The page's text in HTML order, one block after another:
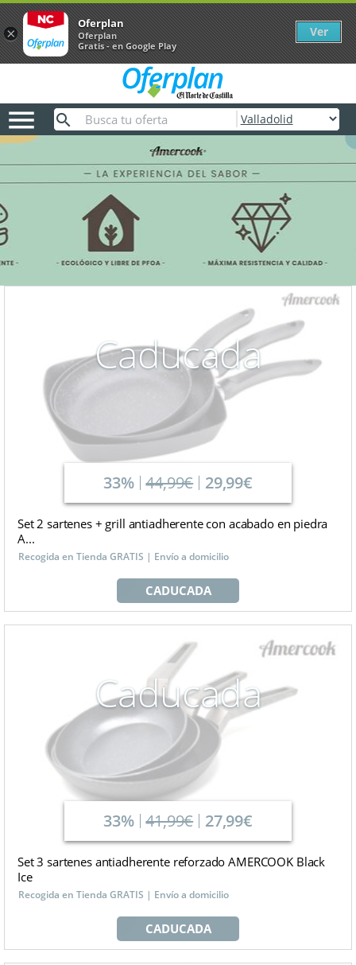

Caducada
33% 44,99€ 29,99€
Set 2 sartenes + grill antiadherente con acabado en piedra
A...
Recogida en Tienda GRATIS | Envío a domicilio
CADUCADA
Caducada
33% 41,99€ 27,99€
Set 3 sartenes antiadherente reforzado AMERCOOK Black
Ice
Recogida en Tienda GRATIS | Envío a domicilio
CADUCADA
×
Oferplan
Oferplan
Gratis - en Google Play
Ver